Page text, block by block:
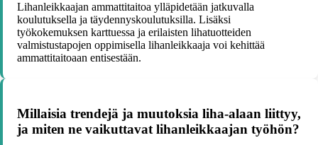
Lihanleikkaajan ammattitaitoa ylläpidetään jatkuvalla
koulutuksella ja täydennyskoulutuksilla. Lisäksi
työkokemuksen karttuessa ja erilaisten lihatuotteiden
valmistustapojen oppimisella lihanleikkaaja voi kehittää
ammattitaitoaan entisestään.
Millaisia trendejä ja muutoksia liha-alaan liittyy,
ja miten ne vaikuttavat lihanleikkaajan työhön?